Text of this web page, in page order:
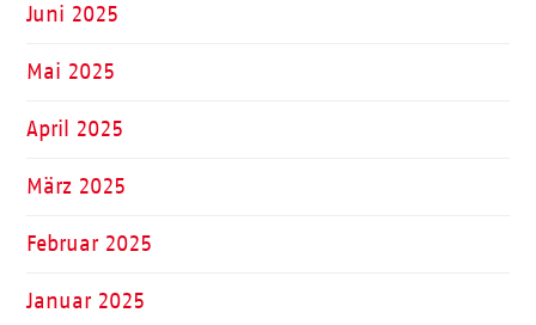
Juni 2025
Mai 2025
April 2025
März 2025
Februar 2025
Januar 2025